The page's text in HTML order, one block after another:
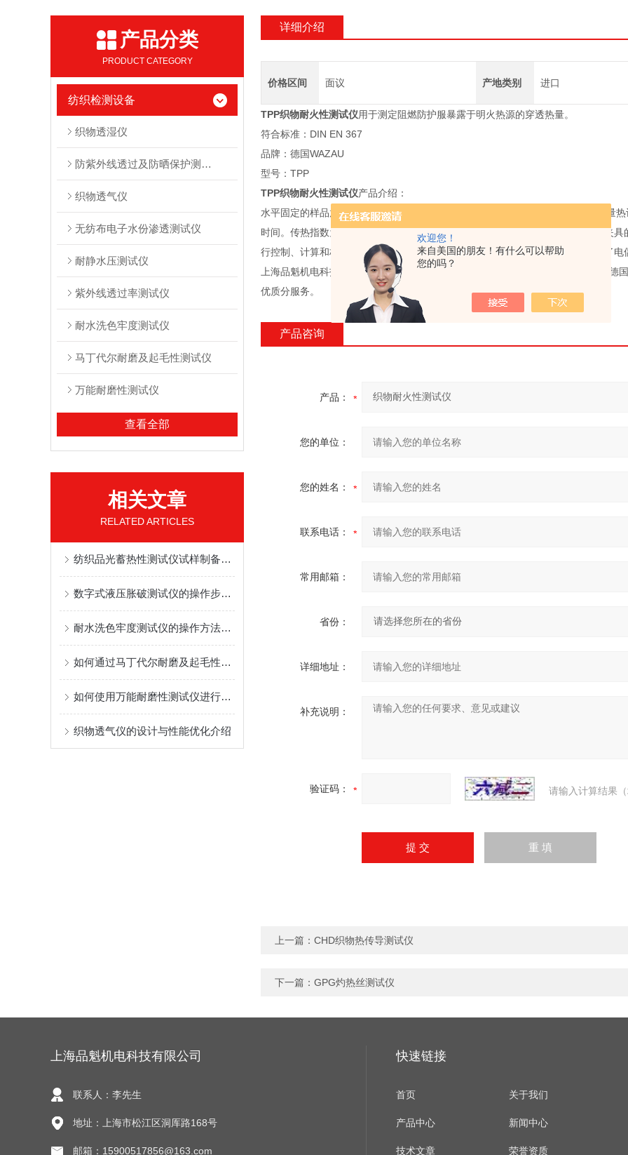
欢迎您！
来自美国的朋友！有什么可以帮助
您的吗？
产品分类
PRODUCT CATEGORY
纺织检测设备
织物透湿仪
防紫外线透过及防晒保护测试系统
织物透气仪
无纺布电子水份渗透测试仪
耐静水压测试仪
紫外线透过率测试仪
耐水洗色牢度测试仪
马丁代尔耐磨及起毛性测试仪
万能耐磨性测试仪
查看全部
相关文章
RELATED ARTICLES
纺织品光蓄热性测试仪试样制备与测试环境控制
数字式液压胀破测试仪的操作步骤与常见故障分析
耐水洗色牢度测试仪的操作方法与使用技巧
如何通过马丁代尔耐磨及起毛性测试仪确保服装耐用性？
如何使用万能耐磨性测试仪进行精确测试？
织物透气仪的设计与性能优化介绍
详细介绍
价格区间 面议 产地类别 进口
TPP织物耐火性测试仪用于测定阻燃防护服暴露于明火热源的穿透热量。
符合标准：DIN EN 367
品牌：德国WAZAU
型号：TPP
TPP织物耐火性测试仪产品介绍：
水平固定的样品放置于气体燃烧器火焰上方，以80KW/m²热流密度进行冲击。用
时间。传热指数为三个样品测试结果的平均值。该装置由燃烧器，盖板和带样品夹
行控制、计算和标准化评估，以及丙烷气开关控制。为了安全起见，燃烧器配备了电
上海品魁机电科技有限公司作为德国WAZAU在中国大陆的授权代理商，全面负责
优质分服务。
产品咨询
产品：
您的单位：
您的姓名：
联系电话：
常用邮箱：
省份：
详细地址：
补充说明：
验证码： 请输入计算结果
上一篇： CHD织物热传导测试仪
下一篇： GPG灼热丝测试仪
上海品魁机电科技有限公司
联系人：李先生
地址：上海市松江区洞厍路168号
邮箱：15900517856@163.com
快速链接
首页 关于我们
产品中心 新闻中心
技术文章 荣誉资质